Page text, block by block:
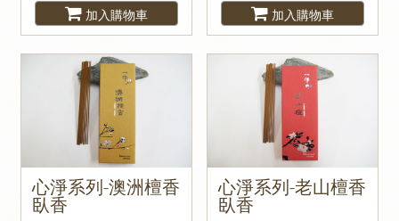
加入購物車 加入購物車
心淨系列-澳洲檀香
臥香
心淨系列-老山檀香
臥香